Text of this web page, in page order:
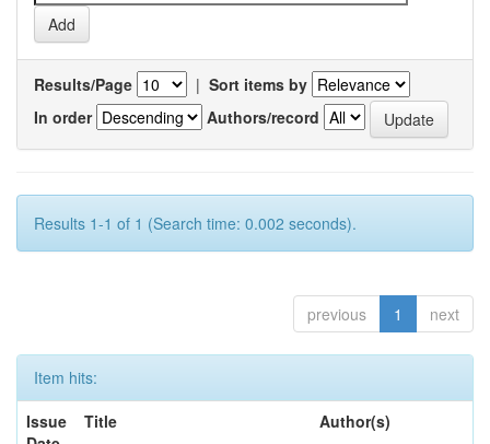
Results/Page | Sort items by
In order
Authors/record
Results 1-1 of 1 (Search time: 0.002 seconds).
previous 1 next
Item hits:
Issue
Title Author(s)